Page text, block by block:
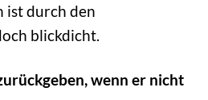
ist durch den
blickdicht.
wenn er nicht